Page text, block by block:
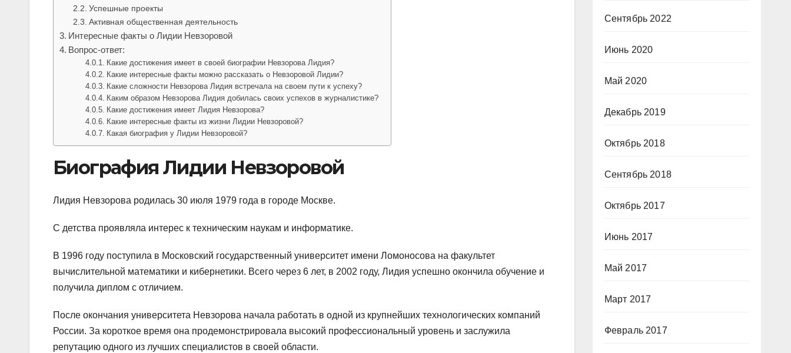
Успешные проекты
Активная общественная деятельность
Интересные факты о Лидии Невзоровой
Вопрос-ответ:
Какие достижения имеет в своей биографии Невзорова Лидия?
Какие интересные факты можно рассказать о Невзоровой Лидии?
Какие сложности Невзорова Лидия встречала на своем пути к успеху?
Каким образом Невзорова Лидия добилась своих успехов в журналистике?
Какие достижения имеет Лидия Невзорова?
Какие интересные факты из жизни Лидии Невзоровой?
Какая биография у Лидии Невзоровой?
Биография Лидии Невзоровой
Лидия Невзорова родилась 30 июля 1979 года в городе Москве.
С детства проявляла интерес к техническим наукам и информатике.
В 1996 году поступила в Московский государственный университет имени Ломоносова на факультет
вычислительной математики и кибернетики. Всего через 6 лет, в 2002 году, Лидия успешно окончила обучение и
получила диплом с отличием.
После окончания университета Невзорова начала работать в одной из крупнейших технологических компаний
России. За короткое время она продемонстрировала высокий профессиональный уровень и заслужила
репутацию одного из лучших специалистов в своей области.
Сентябрь 2022
Июнь 2020
Май 2020
Декабрь 2019
Октябрь 2018
Сентябрь 2018
Октябрь 2017
Июнь 2017
Май 2017
Март 2017
Февраль 2017